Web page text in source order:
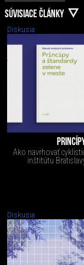
SÚVISIACE ČLÁNKY
Diskusia
Ako navrhovať
inštitútu
Diskusia